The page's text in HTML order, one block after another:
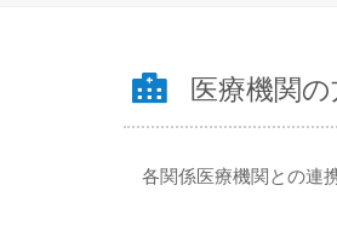
医療機関
各関係医療機関との連